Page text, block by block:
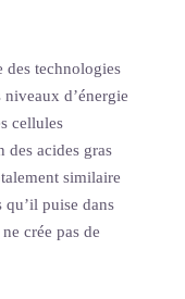
des technologies
d’énergie
cellules
des acides gras
similaire
qu’il puise dans
crée pas de